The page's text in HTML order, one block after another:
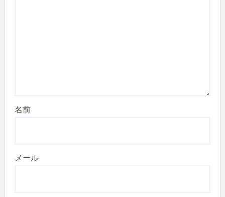
名前
メール